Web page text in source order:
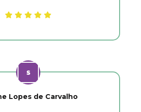
Lopes de Carvalho